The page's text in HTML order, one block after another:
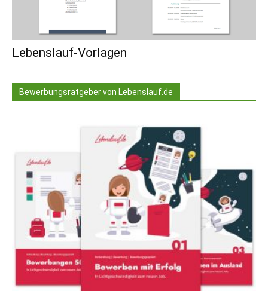
Lebenslauf-Vorlagen
Bewerbungsratgeber von Lebenslauf.de